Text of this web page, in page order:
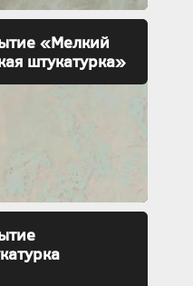
«Мелкий
штукатурка»